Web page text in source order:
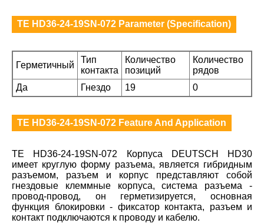
TE HD36-24-19SN-072 Parameter (Specification)
Герметичный
Тип
контакта
Количество
позиций
Количество
рядов
Да
Гнездо 19 0
TE HD36-24-19SN-072 Feature And Application
TE HD36-24-19SN-072 Корпуса DEUTSCH HD30
имеет круглую форму разъема, является гибридным
разъемом, разъем и корпус представляют собой
гнездовые клеммные корпуса, система разъема -
провод-провод, он герметизируется, основная
функция блокировки - фиксатор контакта, разъем и
контакт подключаются к проводу и кабелю.